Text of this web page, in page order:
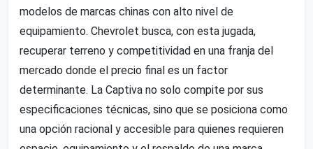
modelos de marcas chinas con alto nivel de
equipamiento. Chevrolet busca, con esta jugada,
recuperar terreno y competitividad en una franja del
mercado donde el precio final es un factor
determinante. La Captiva no solo compite por sus
especificaciones técnicas, sino que se posiciona como
una opción racional y accesible para quienes requieren